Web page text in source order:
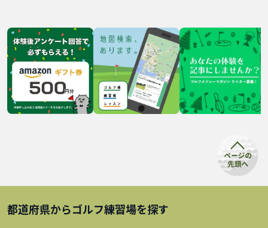
都道府県からゴルフ練習場を探す